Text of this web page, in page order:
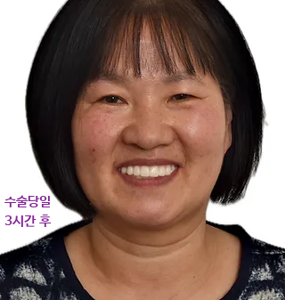
​수술당일
3시간 후